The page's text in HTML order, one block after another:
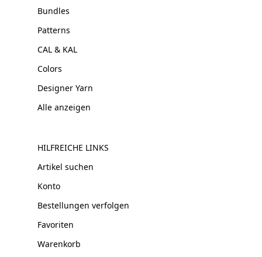
Bundles
Patterns
CAL & KAL
Colors
Designer Yarn
Alle anzeigen
HILFREICHE LINKS
Artikel suchen
Konto
Bestellungen verfolgen
Favoriten
Warenkorb